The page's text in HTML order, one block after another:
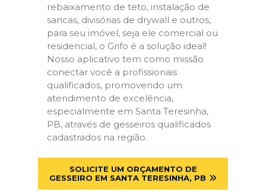
rebaixamento de teto, instalação de
sancas, divisórias de drywall e outros,
para seu imóvel, seja ele comercial ou
residencial, o Grifo é a solução ideal!
Nosso aplicativo tem como missão
conectar você a profissionais
qualificados, promovendo um
atendimento de excelência,
especialmente em Santa Teresinha,
PB, através de gesseiros qualificados
cadastrados na região.
SOLICITE UM ORÇAMENTO DE
GESSEIRO EM SANTA TERESINHA, PB